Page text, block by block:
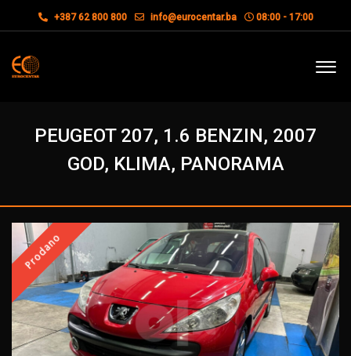
+387 62 800 800 info@eurocentar.ba 08:00 - 17:00
PEUGEOT 207, 1.6 BENZIN, 2007
GOD, KLIMA, PANORAMA
Prodano